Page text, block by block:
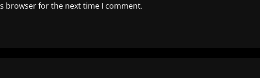
browser for the next time I comment.